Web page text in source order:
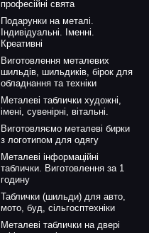
професійні свята
Подарунки на металі.
Індивідуальні. Іменні.
Креативні
Виготовлення металевих
шильдів, шильдиків, бірок для
обладнання та техніки
Металеві таблички художні,
імені, сувенірні, вітальні.
Виготовляємо металеві бирки
з логотипом для одягу
Металеві інформаційні
таблички. Виготовлення за 1
годину
Таблички (шильди) для авто,
мото, буд, сільгосптехніки
Металеві таблички на двері